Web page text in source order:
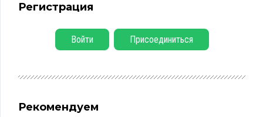
Регистрация
Войти Присоединиться
Рекомендуем